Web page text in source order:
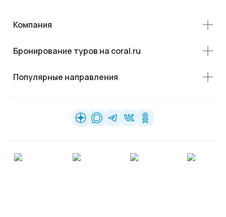
Компания
Бронирование туров на coral.ru
Популярные направления